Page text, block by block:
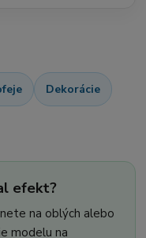
Dekorácie
efekt?
na oblých alebo
modelu na